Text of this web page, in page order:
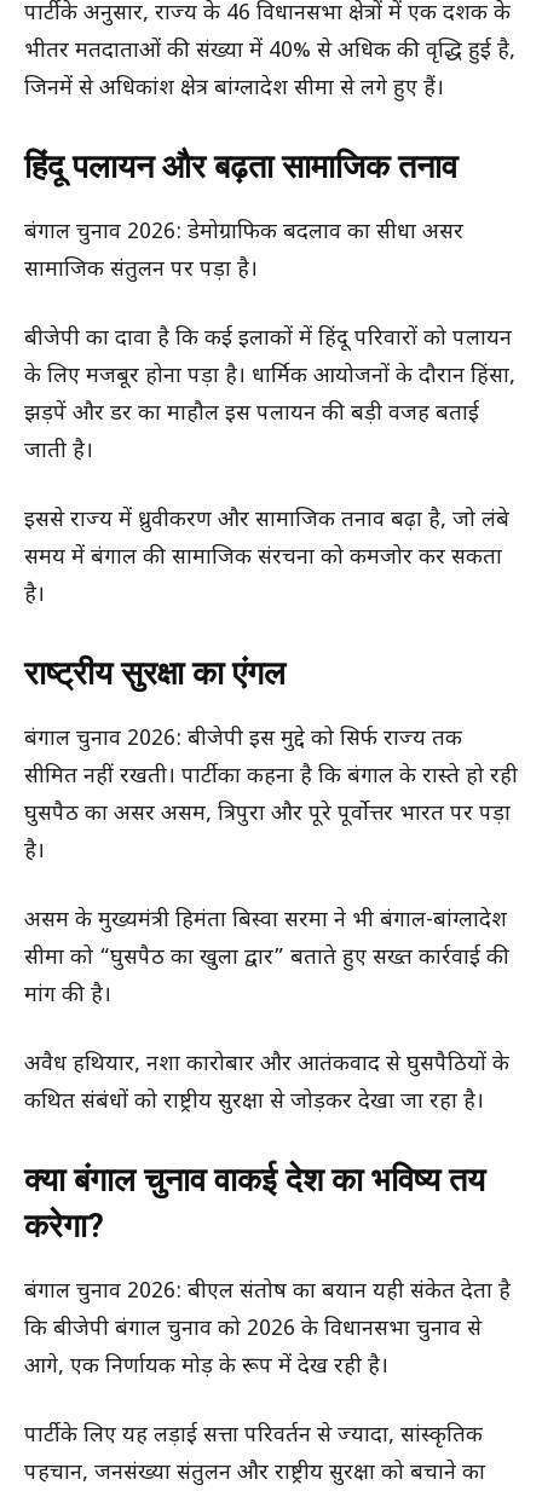
पार्टी के अनुसार, राज्य के 46 विधानसभा क्षेत्रों में एक दशक के
भीतर मतदाताओं की संख्या में 40% से अधिक की वृद्धि हुई है,
जिनमें से अधिकांश क्षेत्र बांग्लादेश सीमा से लगे हुए हैं।
हिंदू पलायन और बढ़ता सामाजिक तनाव
बंगाल चुनाव 2026: डेमोग्राफिक बदलाव का सीधा असर
सामाजिक संतुलन पर पड़ा है।
बीजेपी का दावा है कि कई इलाकों में हिंदू परिवारों को पलायन
के लिए मजबूर होना पड़ा है। धार्मिक आयोजनों के दौरान हिंसा,
झड़पें और डर का माहौल इस पलायन की बड़ी वजह बताई
जाती है।
इससे राज्य में ध्रुवीकरण और सामाजिक तनाव बढ़ा है, जो लंबे
समय में बंगाल की सामाजिक संरचना को कमजोर कर सकता
है।
राष्ट्रीय सुरक्षा का एंगल
बंगाल चुनाव 2026: बीजेपी इस मुद्दे को सिर्फ राज्य तक
सीमित नहीं रखती। पार्टी का कहना है कि बंगाल के रास्ते हो रही
घुसपैठ का असर असम, त्रिपुरा और पूरे पूर्वोत्तर भारत पर पड़ा
है।
असम के मुख्यमंत्री हिमंता बिस्वा सरमा ने भी बंगाल-बांग्लादेश
सीमा को “घुसपैठ का खुला द्वार” बताते हुए सख्त कार्रवाई की
मांग की है।
अवैध हथियार, नशा कारोबार और आतंकवाद से घुसपैठियों के
कथित संबंधों को राष्ट्रीय सुरक्षा से जोड़कर देखा जा रहा है।
क्या बंगाल चुनाव वाकई देश का भविष्य तय
करेगा?
बंगाल चुनाव 2026: बीएल संतोष का बयान यही संकेत देता है
कि बीजेपी बंगाल चुनाव को 2026 के विधानसभा चुनाव से
आगे, एक निर्णायक मोड़ के रूप में देख रही है।
पार्टी के लिए यह लड़ाई सत्ता परिवर्तन से ज्यादा, सांस्कृतिक
पहचान, जनसंख्या संतुलन और राष्ट्रीय सुरक्षा को बचाने का